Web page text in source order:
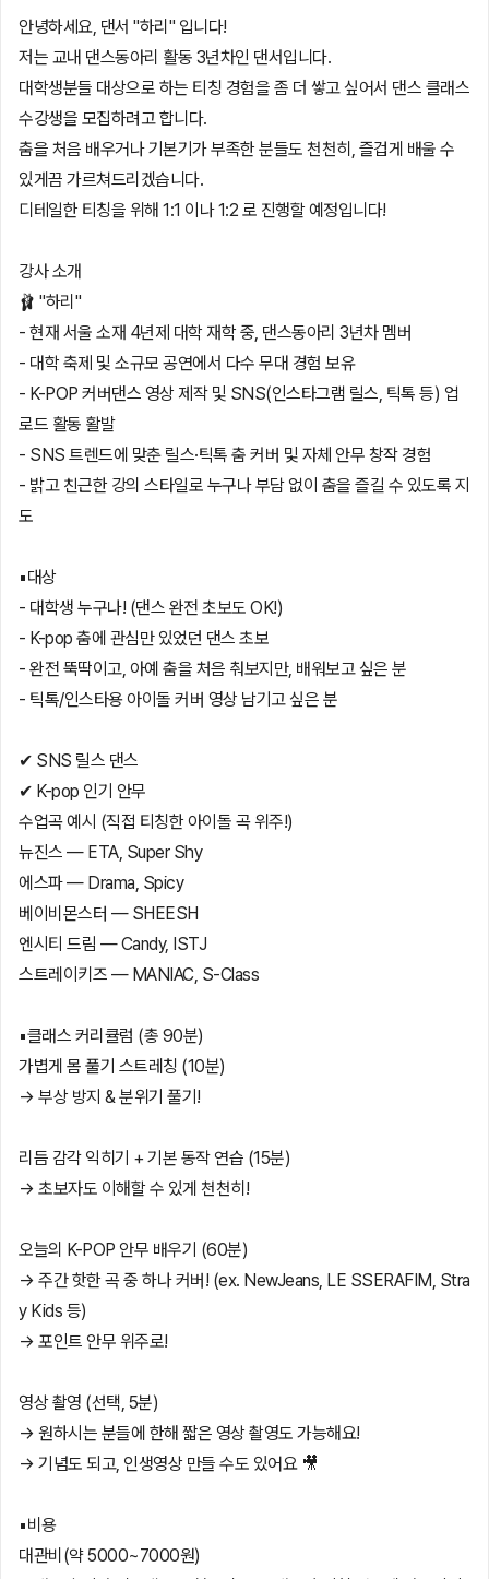
안녕하세요, 댄서 "하리" 입니다!
저는 교내 댄스동아리 활동 3년차인 댄서입니다.
대학생분들 대상으로 하는 티칭 경험을 좀 더 쌓고 싶어서 댄스 클래스
수강생을 모집하려고 합니다.
춤을 처음 배우거나 기본기가 부족한 분들도 천천히, 즐겁게 배울 수
있게끔 가르쳐드리겠습니다.
디테일한 티칭을 위해 1:1 이나 1:2 로 진행할 예정입니다!
강사 소개
🩰 "하리"
- 현재 서울 소재 4년제 대학 재학 중, 댄스동아리 3년차 멤버
- 대학 축제 및 소규모 공연에서 다수 무대 경험 보유
- K-POP 커버댄스 영상 제작 및 SNS(인스타그램 릴스, 틱톡 등) 업
로드 활동 활발
- SNS 트렌드에 맞춘 릴스·틱톡 춤 커버 및 자체 안무 창작 경험
- 밝고 친근한 강의 스타일로 누구나 부담 없이 춤을 즐길 수 있도록 지
도
▪️대상
- 대학생 누구나! (댄스 완전 초보도 OK!)
- K-pop 춤에 관심만 있었던 댄스 초보
- 완전 뚝딱이고, 아예 춤을 처음 춰보지만, 배워보고 싶은 분
- 틱톡/인스타용 아이돌 커버 영상 남기고 싶은 분
✔ SNS 릴스 댄스
✔ K-pop 인기 안무
수업곡 예시 (직접 티칭한 아이돌 곡 위주!)
뉴진스 — ETA, Super Shy
에스파 — Drama, Spicy
베이비몬스터 — SHEESH
엔시티 드림 — Candy, ISTJ
스트레이키즈 — MANIAC, S-Class
▪️클래스 커리큘럼 (총 90분)
가볍게 몸 풀기 스트레칭 (10분)
→ 부상 방지 & 분위기 풀기!
리듬 감각 익히기 + 기본 동작 연습 (15분)
→ 초보자도 이해할 수 있게 천천히!
오늘의 K-POP 안무 배우기 (60분)
→ 주간 핫한 곡 중 하나 커버! (ex. NewJeans, LE SSERAFIM, Stra
y Kids 등)
→ 포인트 안무 위주로!
영상 촬영 (선택, 5분)
→ 원하시는 분들에 한해 짧은 영상 촬영도 가능해요!
→ 기념도 되고, 인생영상 만들 수도 있어요 🎥
▪️비용
대관비(약 5000~7000원)